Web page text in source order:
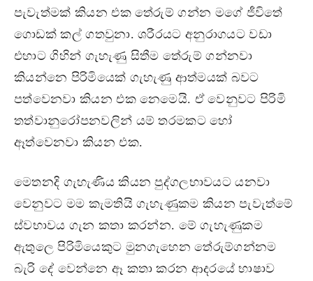
පැවැත්මක් කියන එක තේරුම් ගන්න මගේ ජීවිතේ
ගොඩක් කල් ගතවුනා. ශරීරයට අනුරාගයට වඩා
එහාට ගිහින් ගැහැණු සිතීම තේරුම් ගන්නවා
කියන්නෙ පිරිමියෙක් ගැහැණු ආත්මයක් බවට
පත්වෙනවා කියන එක නෙමෙයි. ඒ වෙනුවට පිරිමි
තත්වානුරෝපනවලින් යම් තරමකට හෝ
ඈත්වෙනවා කියන එක.
මෙතනදි ගැහැණිය කියන පුද්ගලභාවයට යනවා
වෙනුවට මම කැමතියි ගැහැණුකම කියන පැවැත්මේ
ස්වභාවය ගැන කතා කරන්න. මේ ගැහැණුකම
ඇතුලෙ පිරිමියෙකුට මුනගැහෙන තේරුම්ගන්නම
බැරි දේ වෙන්නෙ ඈ කතා කරන ආදරයේ භාෂාව